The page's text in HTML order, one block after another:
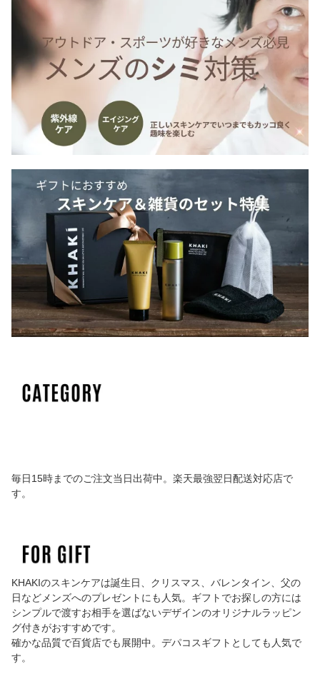
毎日15時までのご注文当日出荷中。楽天最強翌日配送対応店で
す。
KHAKIのスキンケアは誕生日、クリスマス、バレンタイン、父の
日などメンズへのプレゼントにも人気。ギフトでお探しの方には
シンプルで渡すお相手を選ばないデザインのオリジナルラッピン
グ付きがおすすめです。
確かな品質で百貨店でも展開中。デパコスギフトとしても人気で
す。